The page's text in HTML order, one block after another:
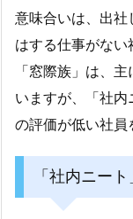
意味合いは、出社
はする仕事がない
「窓際族」は、
いますが、「社
の評価が低い社員
「社内ニー